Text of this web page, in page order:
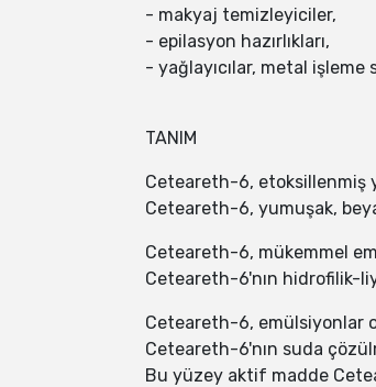
- makyaj temizleyiciler,
- epilasyon hazırlıkları,
- yağlayıcılar, metal işleme
TANIM
Ceteareth-6, etoksillenmiş
Ceteareth-6, yumuşak,
Ceteareth-6, mükemmel
Ceteareth-6'nın hidrofilik-
Ceteareth-6, emülsiyonlar
Ceteareth-6'nın suda
Bu yüzey aktif madde